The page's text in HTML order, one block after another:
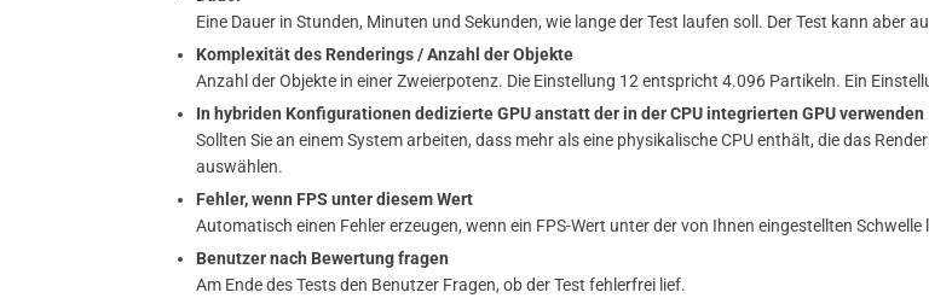
Eine Dauer in Stunden, Minuten und Sekunden, wie lange der Test laufen soll. Der Test kann aber
Komplexität des Renderings / Anzahl der Objekte
Anzahl der Objekte in einer Zweierpotenz. Die Einstellung 12 entspricht 4.096 Partikeln. Ein
In hybriden Konfigurationen dedizierte GPU anstatt der in der CPU integrierten GPU verwenden
Sollten Sie an einem System arbeiten, dass mehr als eine physikalische CPU enthält, die das
auswählen.
Fehler, wenn FPS unter diesem Wert
Automatisch einen Fehler erzeugen, wenn ein FPS-Wert unter der von Ihnen eingestellten Schwelle
Benutzer nach Bewertung fragen
Am Ende des Tests den Benutzer Fragen, ob der Test fehlerfrei lief.